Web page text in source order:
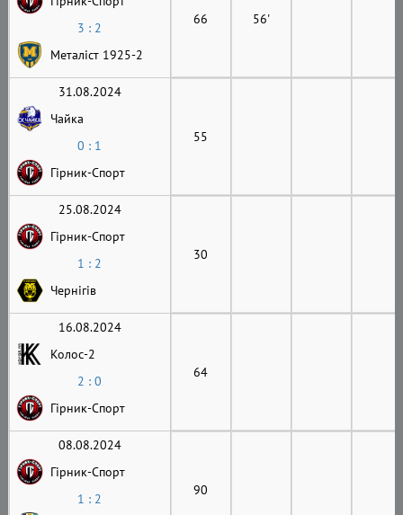
3 : 2
Металіст 1925-2
66 56'
31.08.2024
Чайка
0 : 1
Гірник-Cпорт
55
25.08.2024
Гірник-Cпорт
1 : 2
Чернігів
30
16.08.2024
Колос-2
2 : 0
Гірник-Cпорт
64
08.08.2024
Гірник-Cпорт
1 : 2
90